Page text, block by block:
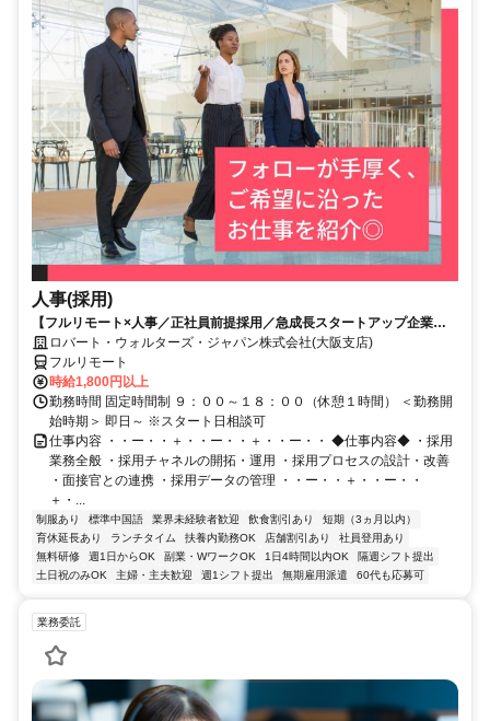
人事(採用)
【フルリモート×人事／正社員前提採用／急成長スタートアップ企業／
英語】Robert Walters
ロバート・ウォルターズ・ジャパン株式会社(大阪支店)
フルリモート
時給1,800円以上
勤務時間 固定時間制 ９：００～１８：００（休憩１時間） ＜勤務開
始時期＞ 即日～ ※スタート日相談可
仕事内容 ・・ー・・＋・・ー・・＋・・ー・・ ◆仕事内容◆ ・採用
業務全般 ・採用チャネルの開拓・運用 ・採用プロセスの設計・改善
・面接官との連携 ・採用データの管理 ・・ー・・＋・・ー・・
＋・...
制服あり 標準中国語 業界未経験者歓迎 飲食割引あり
短期（3ヵ月以内）
育休延長あり
ランチタイム 扶養内勤務OK 店舗割引あり
社員登用あり
無料研修
週1日からOK 副業・WワークOK 1日4時間以内OK
隔週シフト提出
土日祝のみOK
主婦・主夫歓迎 週1シフト提出 無期雇用派遣 60代も応募可
業務委託